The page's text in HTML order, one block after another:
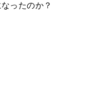
ったのか？